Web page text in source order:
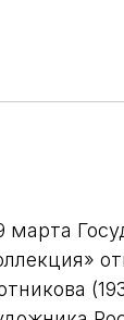
марта